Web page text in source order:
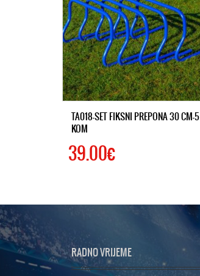
TA018-SET FIKSNI PREPONA 30 CM-5
KOM
39.00€
RADNO VRIJEME